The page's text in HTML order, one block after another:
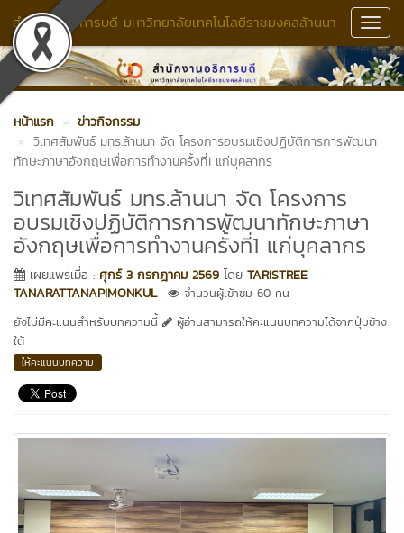
สำนักงานอธิการบดี มหาวิทยาลัยเทคโนโลยีราชมงคลล้านนา
หน้าแรก
ข่าวกิจกรรม
วิเทศสัมพันธ์ มทร.ล้านนา จัด โครงการอบรมเชิงปฏิบัติการการพัฒนา
ทักษะภาษาอังกฤษเพื่อการทำงานครั้งที่1 แก่บุคลากร
วิเทศสัมพันธ์ มทร.ล้านนา จัด โครงการ
อบรมเชิงปฏิบัติการการพัฒนาทักษะภาษา
อังกฤษเพื่อการทำงานครั้งที่1 แก่บุคลากร
เผยแพร่เมื่อ : ศุกร์ 3 กรกฎาคม 2569 โดย TARISTREE
TANARATTANAPIMONKUL
จำนวนผู้เข้าชม 60 คน
ยังไม่มีคะแนนสำหรับบทความนี้
ผู้อ่านสามารถให้คะแนนบทความได้จากปุ่มข้าง
ใต้
ให้คะแนนบทความ